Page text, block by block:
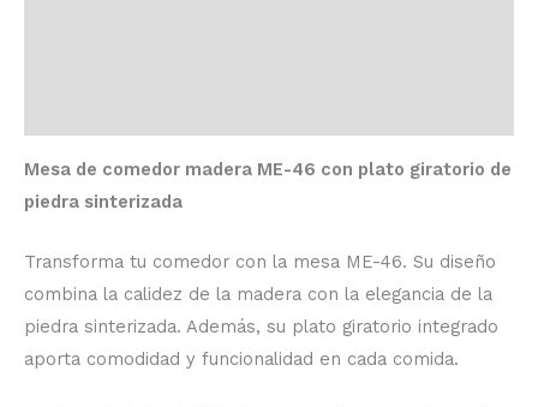
Mesa de comedor madera ME-46 con plato giratorio de
piedra sinterizada
Transforma tu comedor con la mesa ME-46. Su diseño
combina la calidez de la madera con la elegancia de la
piedra sinterizada. Además, su plato giratorio integrado
aporta comodidad y funcionalidad en cada comida.